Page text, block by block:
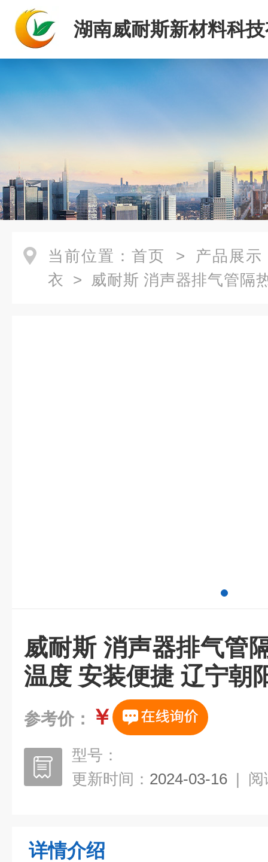
湖南威耐斯新材料科
司
当前位置： 首页 > 产品展示
衣 > 威耐斯 消声器排气管隔
威耐斯 消声器排气管
温度 安装便捷 辽宁朝
参考价： ￥
型号：
更新时间： 2024-03-16 | 阅
详情介绍